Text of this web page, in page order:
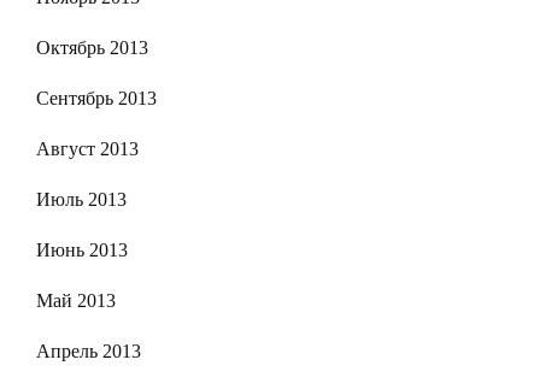
Октябрь 2013
Сентябрь 2013
Август 2013
Июль 2013
Июнь 2013
Май 2013
Апрель 2013